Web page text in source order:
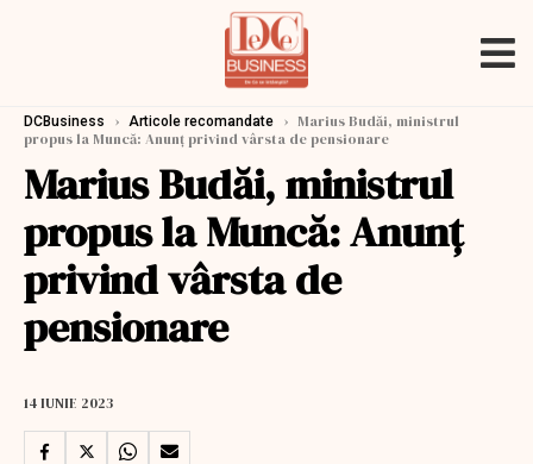
DCBusiness › Articole recomandate › Marius Budăi, ministrul
propus la Muncă: Anunț privind vârsta de pensionare
Marius Budăi, ministrul
propus la Muncă: Anunț
privind vârsta de
pensionare
14 IUNIE 2023